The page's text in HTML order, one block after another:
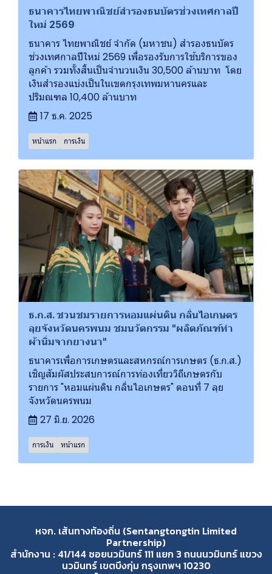
ธนาคารไทยพาณิชย์สำรองธนบัตรช่วงเทศกาลปี
ใหม่ 2569
ธนาคาร ไทยพาณิชย์ จำกัด (มหาชน) สำรองธนบัตร
ช่วงเทศกาลปีใหม่ 2569 เพื่อรองรับการใช้บริการของ
ลูกค้า รวมทั้งสิ้นเป็นจำนวนเงิน 30,500 ล้านบาท โดย
เงินสำรองแบ่งเป็นในเขตกรุงเทพมหานครและ
ปริมณฑล 10,400 ล้านบาท
17 ธ.ค. 2025
หน้าแรก การเงิน
ธ.ก.ส. ชวนชมรายการหอมแผ่นดิน กลิ่นไอเกษตร
ลุยจังหวัดนครพนม ชมนวัตกรรม "ผลิตภัณฑ์ทำ
ผ้านิ่มจากยางนา"
ธนาคารเพื่อการเกษตรและสหกรณ์การเกษตร (ธ.ก.ส.)
เชิญสัมผัสประสบการณ์การท่องเที่ยววิถีเกษตรกับ
รายการ "หอมแผ่นดิน กลิ่นไอเกษตร" ตอนที่ 7 ลุย
จังหวัดนครพนม
27 มิ.ย. 2026
การเงิน หน้าแรก
หจก. เส้นทางท้องถิ่น (Sentangtongtin Limited
Partnership)
สำนักงาน : 41/144 ซอยนวมินทร์ 111 แยก 3 ถนนนวมินทร์ แขวง
นวมินทร์ เขตบึงกุ่ม กรุงเทพฯ 10230